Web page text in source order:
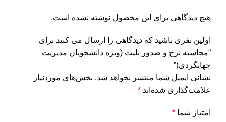
هیچ دیدگاهی برای این محصول نوشته نشده است.
اولین نفری باشید که دیدگاهی را ارسال می کنید برای
“محاسبه نرخ و صدور بلیت (ویژه دانشجویان مدیریت
جهانگردی)”
نشانی ایمیل شما منتشر نخواهد شد. بخش‌های موردنیاز
علامت‌گذاری شده‌اند *
امتیاز شما *